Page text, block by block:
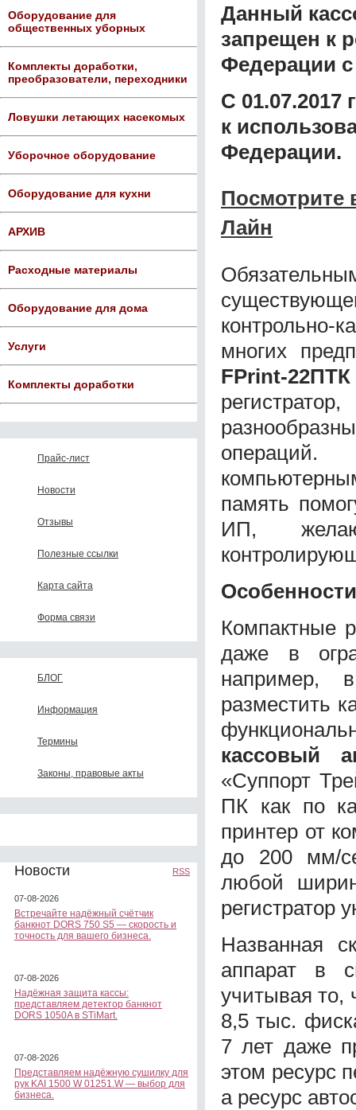
Оборудование для
общественных уборных
Комплекты доработки,
преобразователи, переходники
Ловушки летающих насекомых
Уборочное оборудование
Оборудование для кухни
АРХИВ
Расходные материалы
Оборудование для дома
Услуги
Комплекты доработки
Прайс-лист
Новости
Отзывы
Полезные ссылки
Карта сайта
Форма связи
БЛОГ
Информация
Термины
Законы, правовые акты
Новости RSS
07-08-2026
Встречайте надёжный счётчик
банкнот DORS 750 S5 — скорость и
точность для вашего бизнеса.
07-08-2026
Надёжная защита кассы:
представляем детектор банкнот
DORS 1050A в STiMart.
07-08-2026
Представляем надёжную сушилку для
рук KAI 1500 W 01251.W — выбор для
бизнеса.
Данный
запрещен к
Федерации с
С 01.07.2017
к
Федерации.
Посмотрите
Лайн
контрольно-
многих
FPrint-
память
ИП,
Компактные
даже в
например,
разместить
кассовый
«Суппорт
ПК как по
принтер от
до 200 мм/
любой
регистратор
Названная
аппарат в
учитывая то,
8,5 тыс.
7 лет даже
этом ресурс
а ресурс